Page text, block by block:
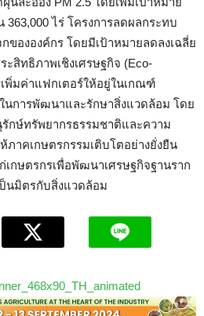
ไร่ โครงการลดผลกระทบ
ขององค์กร โดยมีเป้าหมายลดลงเฉลี่ย
ะสิทธิภาพเชิงเศรษฐกิจ (Eco-
พิ่มค่าแฟกเตอร์ให้อยู่ในเกณฑ์
นการพัฒนาและรักษาสิ่งแวดล้อม โดย
กษ์ทรัพยากรธรรมชาติและความ
ภาคเกษตรกรรมเติบโตอย่างยั่งยืน
กษตรกรเพื่อพัฒนาเศรษฐกิจฐานราก
นมิตรกับสิ่งแวดล้อม